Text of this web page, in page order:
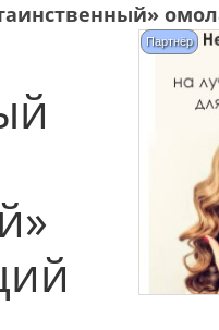
Партнёр